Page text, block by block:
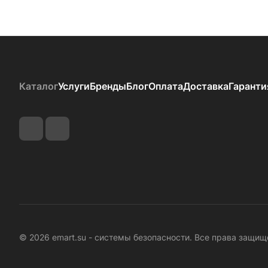
КаталогУслугиБрендыБлогОплатаДоставка
© 2026 emart.su - системы безопасности. Все права